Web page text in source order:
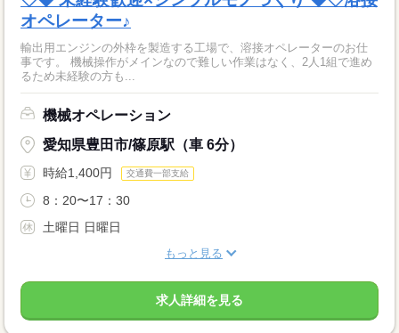
オペレーター♪
輸出用エンジンの外枠を製造する工場で、溶接オペレーターのお仕
事です。 機械操作がメインなので難しい作業はなく、2人1組で進め
るため未経験の方も...
機械オペレーション
愛知県豊田市/篠原駅（車 6分）
時給1,400円 交通費一部支給
8：20〜17：30
土曜日 日曜日
もっと見る
求人詳細を見る